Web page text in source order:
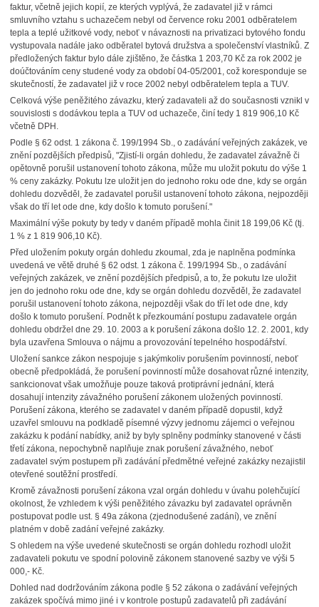
faktur, včetně jejich kopií, ze kterých vyplývá, že zadavatel již v rámci
smluvního vztahu s uchazečem nebyl od července roku 2001 odběratelem
tepla a teplé užitkové vody, neboť v návaznosti na privatizaci bytového fondu
vystupovala nadále jako odběratel bytová družstva a společenství vlastníků. Z
předložených faktur bylo dále zjištěno, že částka 1 203,70 Kč za rok 2002 je
doúčtováním ceny studené vody za období 04-05/2001, což koresponduje se
skutečností, že zadavatel již v roce 2002 nebyl odběratelem tepla a TUV.
Celková výše peněžitého závazku, který zadavateli až do současnosti vznikl v
souvislosti s dodávkou tepla a TUV od uchazeče, činí tedy 1 819 906,10 Kč
včetně DPH.
Podle § 62 odst. 1 zákona č. 199/1994 Sb., o zadávání veřejných zakázek, ve
znění pozdějších předpisů, "Zjistí-li orgán dohledu, že zadavatel závažně či
opětovně porušil ustanovení tohoto zákona, může mu uložit pokutu do výše 1
% ceny zakázky. Pokutu lze uložit jen do jednoho roku ode dne, kdy se orgán
dohledu dozvěděl, že zadavatel porušil ustanovení tohoto zákona, nejpozději
však do tří let ode dne, kdy došlo k tomuto porušení."
Maximální výše pokuty by tedy v daném případě mohla činit 18 199,06 Kč (tj.
1 % z 1 819 906,10 Kč).
Před uložením pokuty orgán dohledu zkoumal, zda je naplněna podmínka
uvedená ve větě druhé § 62 odst. 1 zákona č. 199/1994 Sb., o zadávání
veřejných zakázek, ve znění pozdějších předpisů, a to, že pokutu lze uložit
jen do jednoho roku ode dne, kdy se orgán dohledu dozvěděl, že zadavatel
porušil ustanovení tohoto zákona, nejpozději však do tří let ode dne, kdy
došlo k tomuto porušení. Podnět k přezkoumání postupu zadavatele orgán
dohledu obdržel dne 29. 10. 2003 a k porušení zákona došlo 12. 2. 2001, kdy
byla uzavřena Smlouva o nájmu a provozování tepelného hospodářství.
Uložení sankce zákon nespojuje s jakýmkoliv porušením povinností, neboť
obecně předpokládá, že porušení povinností může dosahovat různé intenzity,
sankcionovat však umožňuje pouze taková protiprávní jednání, která
dosahují intenzity závažného porušení zákonem uložených povinností.
Porušení zákona, kterého se zadavatel v daném případě dopustil, když
uzavřel smlouvu na podkladě písemné výzvy jednomu zájemci o veřejnou
zakázku k podání nabídky, aniž by byly splněny podmínky stanovené v části
třetí zákona, nepochybně naplňuje znak porušení závažného, neboť
zadavatel svým postupem při zadávání předmětné veřejné zakázky nezajistil
otevřené soutěžní prostředí.
Kromě závažnosti porušení zákona vzal orgán dohledu v úvahu polehčující
okolnost, že vzhledem k výši peněžitého závazku byl zadavatel oprávněn
postupovat podle ust. § 49a zákona (zjednodušené zadání), ve znění
platném v době zadání veřejné zakázky.
S ohledem na výše uvedené skutečnosti se orgán dohledu rozhodl uložit
zadavateli pokutu ve spodní polovině zákonem stanovené sazby ve výši 5
000,- Kč.
Dohled nad dodržováním zákona podle § 52 zákona o zadávání veřejných
zakázek spočívá mimo jiné i v kontrole postupů zadavatelů při zadávání